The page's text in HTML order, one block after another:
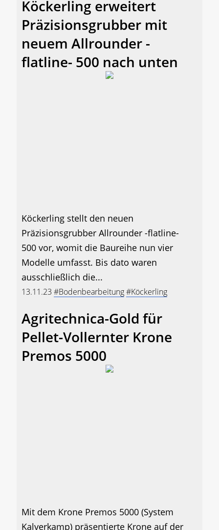
Köckerling erweitert
Präzisionsgrubber mit
neuem Allrounder -
flatline- 500 nach unten
Köckerling stellt den neuen
Präzisionsgrubber Allrounder -flatline-
500 vor, womit die Baureihe nun vier
Modelle umfasst. Bis dato waren
ausschließlich die...
13.11.23 #Bodenbearbeitung#Köckerling
Agritechnica-Gold für
Pellet-Vollernter Krone
Premos 5000
Mit dem Krone Premos 5000 (System
Kalverkamp) präsentierte Krone auf der